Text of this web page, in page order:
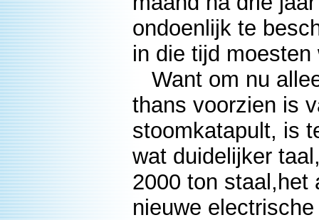
ondoenlijk te
in die tijd
Want om nu
thans voorzien is
stoomkatapult, is
wat duidelijker
2000 ton staal,het
nieuwe